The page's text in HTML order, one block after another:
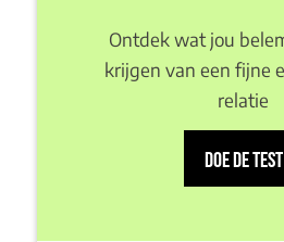
Ontdek wat jou
krijgen van een fijne
relatie
DOE DE TEST